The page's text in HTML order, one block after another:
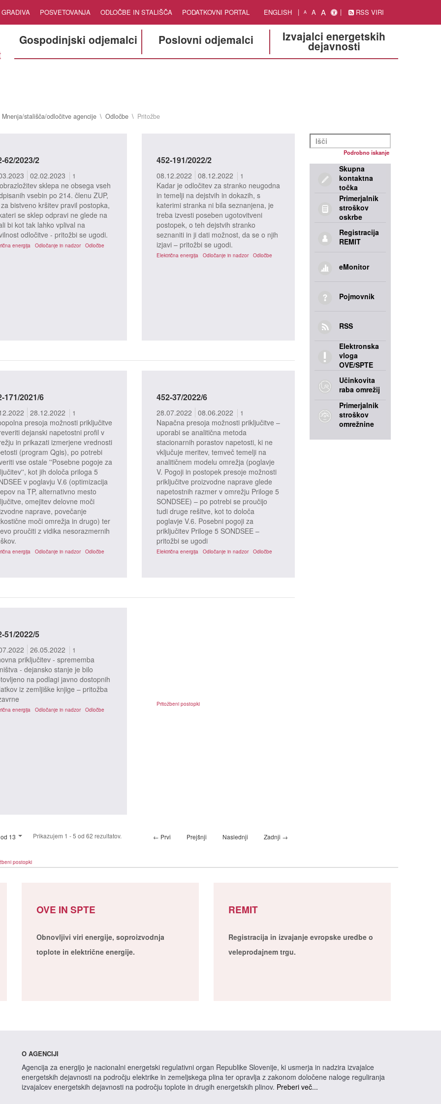
GRADIVA POSVETOVANJA ODLOČBE IN STALIŠČA PODATKOVNI PORTAL ENGLISH A A A RSS VIRI
Gospodinjski odjemalci Poslovni odjemalci Izvajalci energetskih
dejavnosti
Mnenja/stališča/odločitve agencije Odločbe Pritožbe
62/2023/2
02.02.2023 1
sklepa ne obsega vseh
vsebin po 214. členu ZUP,
bistveno kršitev pravil postopka,
se sklep odpravi ne glede na
bi kot tak lahko vplival na
odločitve - pritožbi se ugodi.
energija Odločanje in nadzor Odločbe
postopki
452-191/2022/2
08.12.2022 08.12.2022 1
Kadar je odločitev za stranko neugodna
in temelji na dejstvih in dokazih, s
katerimi stranka ni bila seznanjena, je
treba izvesti poseben ugotovitveni
postopek, o teh dejstvih stranko
seznaniti in ji dati možnost, da se o njih
izjavi – pritožbi se ugodi.
Električna energija Odločanje in nadzor Odločbe
Pritožbeni postopki
171/2021/6
28.12.2022 1
presoja možnosti priključitve
dejanski napetostni profil v
in prikazati izmerjene vrednosti
(program Qgis), po potrebi
vse ostale ''Posebne pogoje za
kot jih določa priloga 5
v poglavju V.6 (optimizacija
na TP, alternativno mesto
omejitev delovne moči
naprave, povečanje
moči omrežja in drugo) ter
proučiti z vidika nesorazmernih
energija Odločanje in nadzor Odločbe
postopki
452-37/2022/6
28.07.2022 08.06.2022 1
Napačna presoja možnosti priključitve –
uporabi se analitična metoda
stacionarnih porastov napetosti, ki ne
vključuje meritev, temveč temelji na
analitičnem modelu omrežja (poglavje
V. Pogoji in postopek presoje možnosti
priključitve proizvodne naprave glede
napetostnih razmer v omrežju Priloge 5
SONDSEE) – po potrebi se proučijo
tudi druge rešitve, kot to določa
poglavje V.6. Posebni pogoji za
priključitev Priloge 5 SONDSEE –
pritožbi se ugodi
Električna energija Odločanje in nadzor Odločbe
Pritožbeni postopki
51/2022/5
26.05.2022 1
priključitev - sprememba
- dejansko stanje je bilo
na podlagi javno dostopnih
iz zemljiške knjige – pritožba
energija Odločanje in nadzor Odločbe
postopki
13 Prikazujem 1 - 5 od 62 rezultatov. ← Prvi Prejšnji Naslednji Zadnji →
Podrobno iskanje
Skupna
kontaktna
točka
Primerjalnik
stroškov
oskrbe
Registracija
REMIT
eMonitor
Pojmovnik
RSS
Elektronska
vloga
OVE/SPTE
Učinkovita
raba omrežij
Primerjalnik
stroškov
omrežnine
OVE IN SPTE
Obnovljivi viri energije, soproizvodnja
toplote in električne energije.
REMIT
Registracija in izvajanje evropske uredbe o
veleprodajnem trgu.
O AGENCIJI
Agencija za energijo je nacionalni energetski regulativni organ Republike Slovenije, ki usmerja in nadzira izvajalce
energetskih dejavnosti na področju elektrike in zemeljskega plina ter opravlja z zakonom določene naloge reguliranja
izvajalcev energetskih dejavnosti na področju toplote in drugih energetskih plinov. Preberi več...